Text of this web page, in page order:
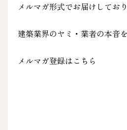
メルマガ形式でお届けしており
建築業界のヤミ・業者の本音
メルマガ登録はこちら